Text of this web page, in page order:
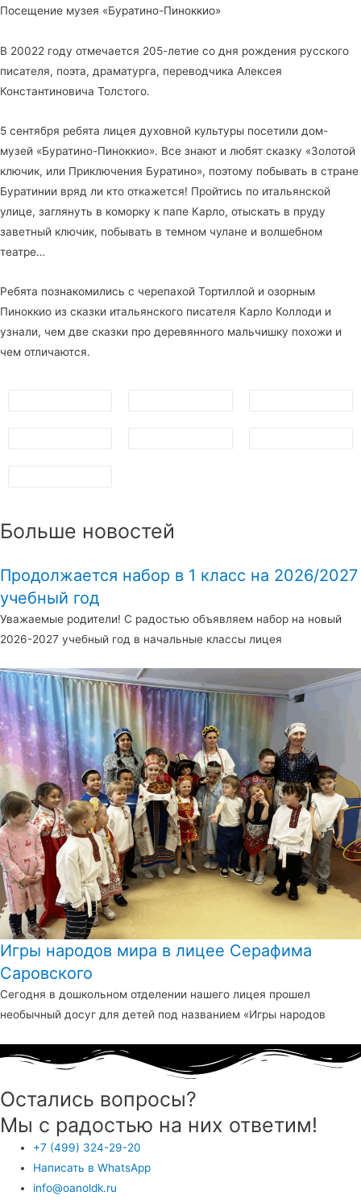
Посещение музея «Буратино-Пиноккио»
В 20022 году отмечается 205-летие со дня рождения русского
писателя, поэта, драматурга, переводчика Алексея
Константиновича Толстого.
5 сентября ребята лицея духовной культуры посетили дом-
музей «Буратино-Пиноккио». Все знают и любят сказку «Золотой
ключик, или Приключения Буратино», поэтому побывать в стране
Буратинии вряд ли кто откажется! Пройтись по итальянской
улице, заглянуть в коморку к папе Карло, отыскать в пруду
заветный ключик, побывать в темном чулане и волшебном
театре…
Ребята познакомились с черепахой Тортиллой и озорным
Пиноккио из сказки итальянского писателя Карло Коллоди и
узнали, чем две сказки про деревянного мальчишку похожи и
чем отличаются.
Больше новостей
Продолжается набор в 1 класс на 2026/2027
учебный год
Уважаемые родители! С радостью объявляем набор на новый
2026-2027 учебный год в начальные классы лицея
Игры народов мира в лицее Серафима
Саровского
Сегодня в дошкольном отделении нашего лицея прошел
необычный досуг для детей под названием «Игры народов
Остались вопросы?
Мы с радостью на них ответим!
+7 (499) 324-29-20
Написать в WhatsApp
info@oanoldk.ru